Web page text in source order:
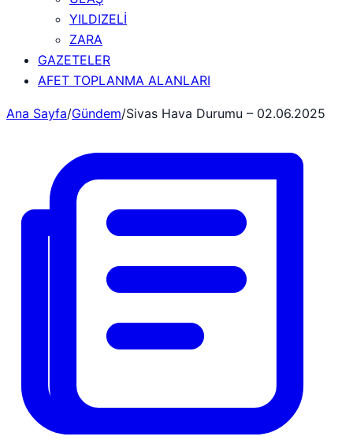
YILDIZELİ
ZARA
GAZETELER
AFET TOPLANMA ALANLARI
Ana Sayfa/Gündem/Sivas Hava Durumu – 02.06.2025